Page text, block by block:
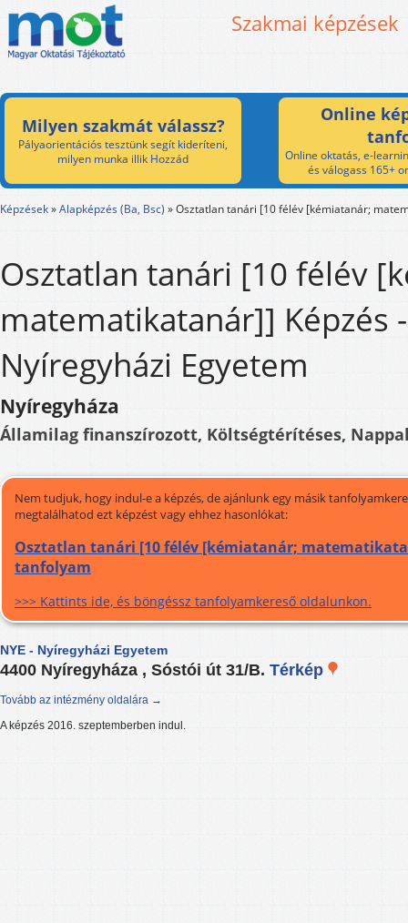
Szakmai képzések
Milyen szakmát válassz?
Pályaorientációs tesztünk segít kideríteni,
milyen munka illik Hozzád
Online
Online oktatás, e-
és válogass 165+
Képzések»Alapképzés (Ba, Bsc) »Osztatlan tanári [10 félév [kémiatanár;
Osztatlan tanári [10 félév
matematikatanár]] Képzés -
Nyíregyházi Egyetem
Nyíregyháza
Államilag finanszírozott, Költségtérítéses,
Nem tudjuk, hogy indul-e a képzés, de ajánlunk egy másik
megtalálhatod ezt képzést vagy ehhez hasonlókat:
Osztatlan tanári [10 félév [kémiatanár;
tanfolyam
>>> Kattints ide, és böngéssz tanfolyamkereső oldalunkon.
NYE - Nyíregyházi Egyetem
4400 Nyíregyháza , Sóstói út 31/B. Térkép
Tovább az intézmény oldalára →
A képzés 2016. szeptemberben indul.